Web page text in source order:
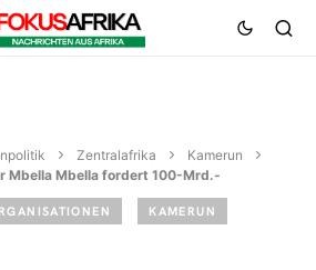
Zentralafrika
Kamerun
Mbella Mbella fordert 100-Mrd.-
KAMERUN